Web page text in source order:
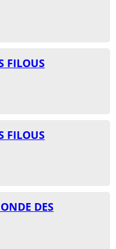
FILOUS
FILOUS
DES